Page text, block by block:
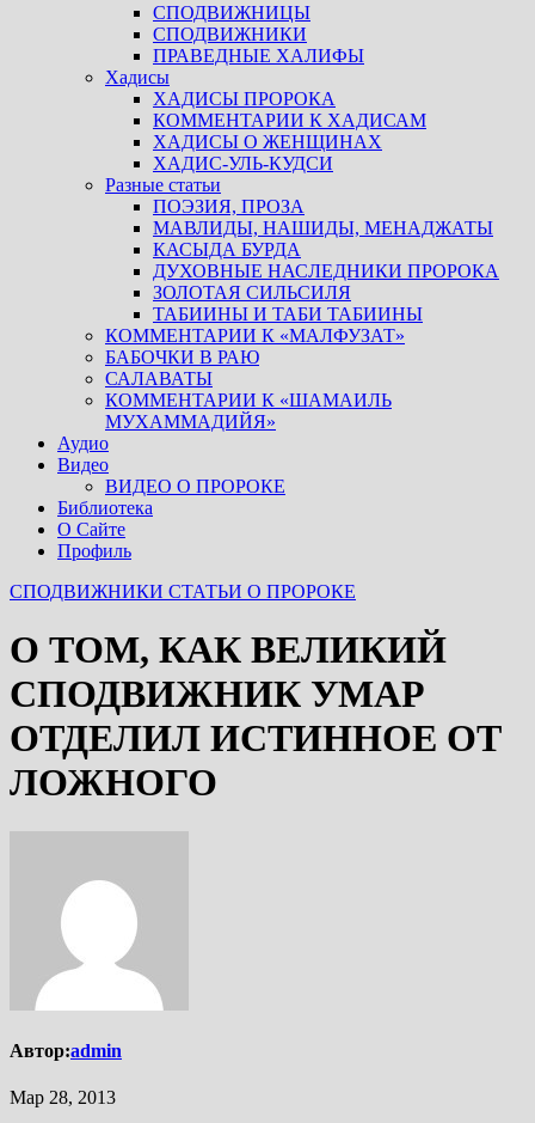
СПОДВИЖНИЦЫ
СПОДВИЖНИКИ
ПРАВЕДНЫЕ ХАЛИФЫ
Хадисы
ХАДИСЫ ПРОРОКА
КОММЕНТАРИИ К ХАДИСАМ
ХАДИСЫ О ЖЕНЩИНАХ
ХАДИС-УЛЬ-КУДСИ
Разные статьи
ПОЭЗИЯ, ПРОЗА
МАВЛИДЫ, НАШИДЫ, МЕНАДЖАТЫ
КАСЫДА БУРДА
ДУХОВНЫЕ НАСЛЕДНИКИ ПРОРОКА
ЗОЛОТАЯ СИЛЬСИЛЯ
ТАБИИНЫ И ТАБИ ТАБИИНЫ
КОММЕНТАРИИ К «МАЛФУЗАТ»
БАБОЧКИ В РАЮ
САЛАВАТЫ
КОММЕНТАРИИ К «ШАМАИЛЬ
МУХАММАДИЙЯ»
Аудио
Видео
ВИДЕО О ПРОРОКЕ
Библиотека
О Сайте
Профиль
СПОДВИЖНИКИ СТАТЬИ О ПРОРОКЕ
О ТОМ, КАК ВЕЛИКИЙ
СПОДВИЖНИК УМАР
ОТДЕЛИЛ ИСТИННОЕ ОТ
ЛОЖНОГО
Автор:admin
Мар 28, 2013